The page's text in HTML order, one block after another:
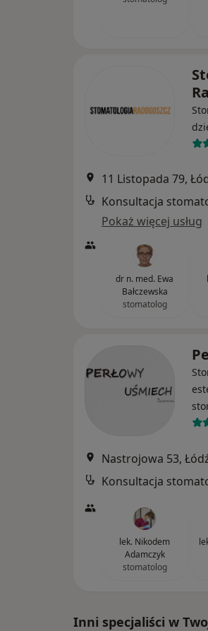
11 Listopada 79,
Pokaż więcej usług
dr n. med. Ewa
Bałczewska
stomatolog
Nastrojowa 53,
Konsultacja
lek. Nikodem
Adamczyk
stomatolog
Inni specjaliści w